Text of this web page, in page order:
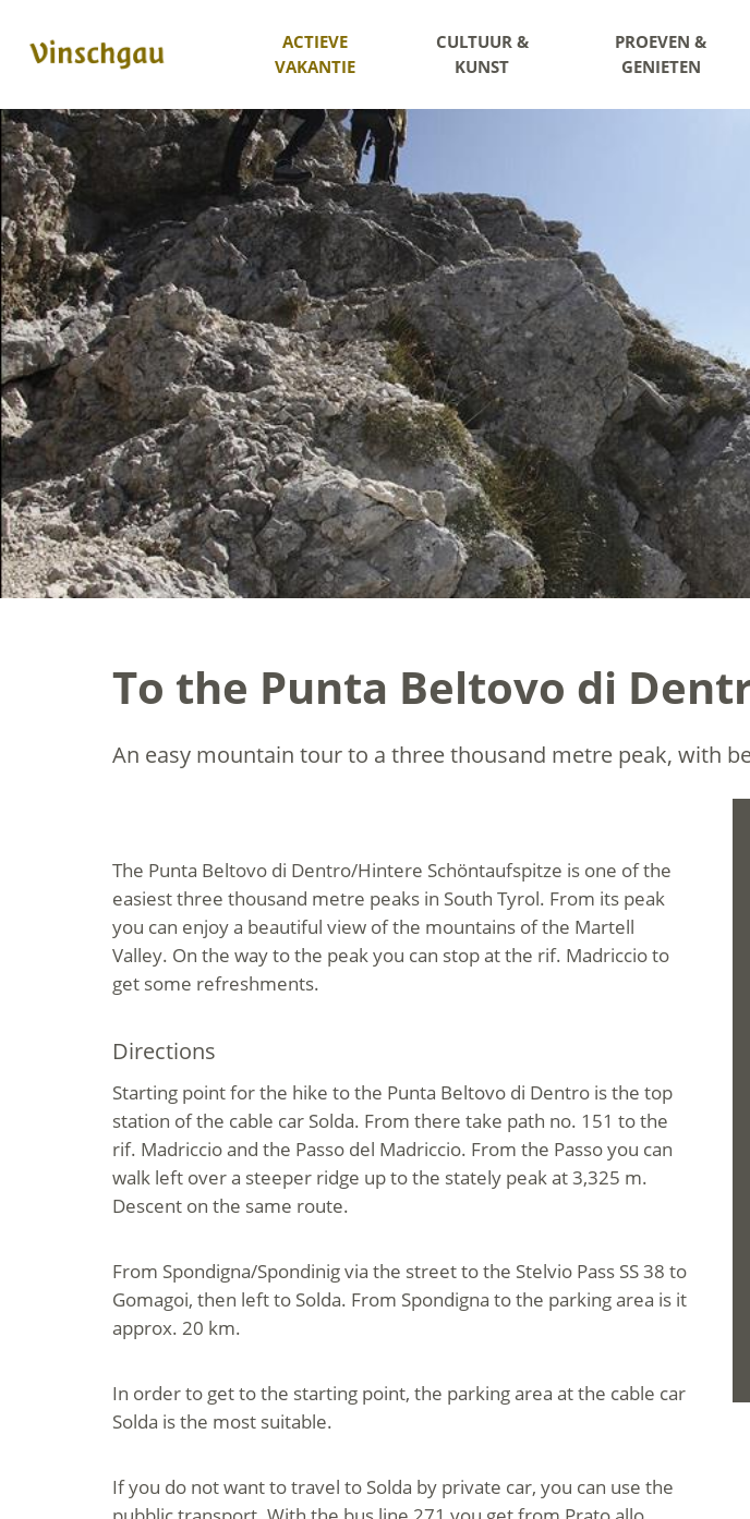
ACTIEVE
VAKANTIE
CULTUUR &
KUNST
PROEVEN &
GENIETEN
To the Punta Beltovo di
An easy mountain tour to a three thousand metre peak, with
The Punta Beltovo di Dentro/Hintere Schöntaufspitze is one of the
easiest three thousand metre peaks in South Tyrol. From its peak
you can enjoy a beautiful view of the mountains of the Martell
Valley. On the way to the peak you can stop at the rif. Madriccio to
get some refreshments.
Directions
Starting point for the hike to the Punta Beltovo di Dentro is the top
station of the cable car Solda. From there take path no. 151 to the
rif. Madriccio and the Passo del Madriccio. From the Passo you can
walk left over a steeper ridge up to the stately peak at 3,325 m.
Descent on the same route.
From Spondigna/Spondinig via the street to the Stelvio Pass SS 38 to
Gomagoi, then left to Solda. From Spondigna to the parking area is it
approx. 20 km.
In order to get to the starting point, the parking area at the cable car
Solda is the most suitable.
If you do not want to travel to Solda by private car, you can use the